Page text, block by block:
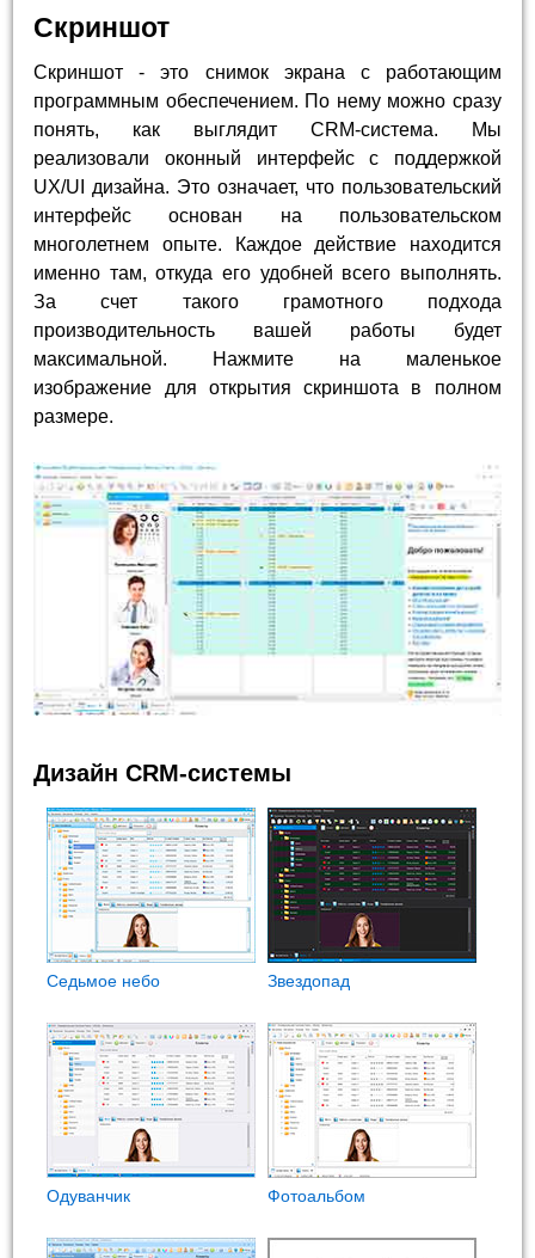
Скриншот
Скриншот - это снимок экрана с работающим
программным обеспечением. По нему можно сразу
понять, как выглядит CRM-система. Мы
реализовали оконный интерфейс с поддержкой
UX/UI дизайна. Это означает, что пользовательский
интерфейс основан на пользовательском
многолетнем опыте. Каждое действие находится
именно там, откуда его удобней всего выполнять.
За счет такого грамотного подхода
производительность вашей работы будет
максимальной. Нажмите на маленькое
изображение для открытия скриншота в полном
размере.
Дизайн CRM-системы
Седьмое небо Звездопад
Одуванчик Фотоальбом